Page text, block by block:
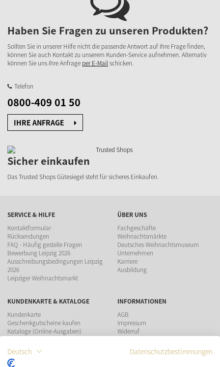
Haben Sie Fragen zu unseren Produkten?
Sollten Sie in unserer Hilfe nicht die passende Antwort auf Ihre Frage finden,
können Sie auch Kontakt zu unserem Kunden-Service aufnehmen. Alternativ
können Sie uns Ihre Anfrage per E-Mailschicken.
Telefon
0800-409 01 50
IHRE ANFRAGE
Sicher einkaufen
Das Trusted Shops Gütesiegel steht für sicheres Einkaufen.
SERVICE & HILFE
Kontaktformular
Rücksendungen
FAQ - Häufig gestelle Fragen
Bewerbung Leipzig 2026
Ausschreibungsbedingungen Leipzig
2026
Leipziger Weihnachtsmarkt
ÜBER UNS
Fachgeschäfte
Weihnachtsmärkte
Deutsches Weihnachtsmuseum
Unternehmen
Karriere
Ausbildung
KUNDENKARTE & KATALOGE
Kundenkarte
Geschenkgutscheine kaufen
Kataloge (Online-Ausgaben)
INFORMATIONEN
AGB
Impressum
Widerruf
Teilnahmebedingungen Gewinnspiel
Deutsch Datenschutzbestimmungen